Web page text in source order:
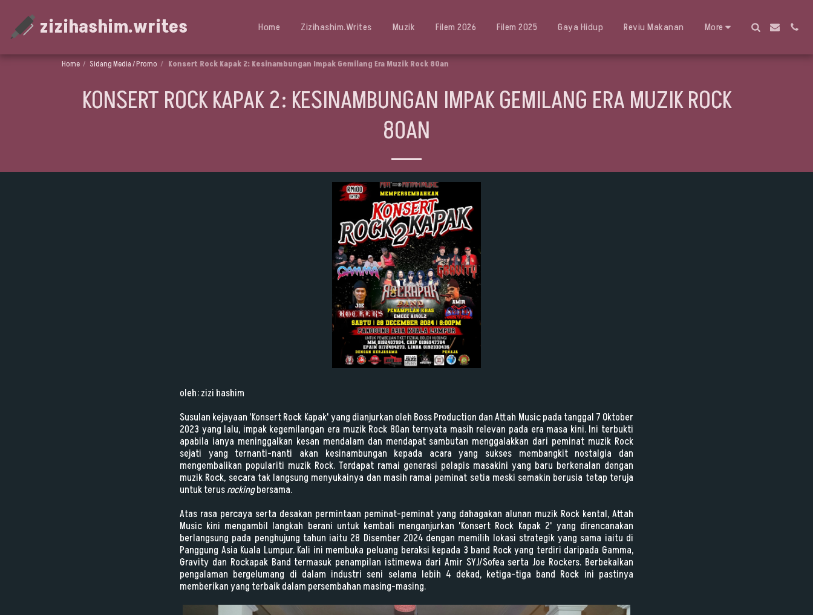
zizihashim.writes Home Zizihashim.writes Muzik Filem 2026 Filem 2025 Gaya Hidup Reviu Makanan More
Home Sidang Media / Promo Konsert Rock Kapak 2: Kesinambungan Impak Gemilang Era Muzik Rock 80an
KONSERT ROCK KAPAK 2: KESINAMBUNGAN IMPAK GEMILANG ERA MUZIK ROCK
80AN
oleh: zizi hashim
Susulan kejayaan 'Konsert Rock Kapak' yang dianjurkan oleh Boss Production dan Attah Music pada tanggal 7 Oktober
2023 yang lalu, impak kegemilangan era muzik Rock 80an ternyata masih relevan pada era masa kini. Ini terbukti
apabila ianya meninggalkan kesan mendalam dan mendapat sambutan menggalakkan dari peminat muzik Rock
sejati yang ternanti-nanti akan kesinambungan kepada acara yang sukses membangkit nostalgia dan
mengembalikan populariti muzik Rock. Terdapat ramai generasi pelapis masakini yang baru berkenalan dengan
muzik Rock, secara tak langsung menyukainya dan masih ramai peminat setia meski semakin berusia tetap teruja
untuk terusrockingbersama.
Atas rasa percaya serta desakan permintaan peminat-peminat yang dahagakan alunan muzik Rock kental, Attah
Music kini mengambil langkah berani untuk kembali menganjurkan 'Konsert Rock Kapak 2' yang direncanakan
berlangsung pada penghujung tahun iaitu 28 Disember 2024 dengan memilih lokasi strategik yang sama iaitu di
Panggung Asia Kuala Lumpur. Kali ini membuka peluang beraksi kepada 3 band Rock yang terdiri daripada Gamma,
Gravity dan Rockapak Band termasuk penampilan istimewa dari Amir SYJ/Sofea serta Joe Rockers. Berbekalkan
pengalaman bergelumang di dalam industri seni selama lebih 4 dekad, ketiga-tiga band Rock ini pastinya
memberikan yang terbaik dalam persembahan masing-masing.